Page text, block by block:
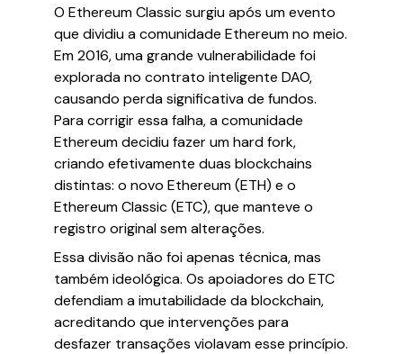
O Ethereum Classic surgiu após um evento
que dividiu a comunidade Ethereum no meio.
Em 2016, uma grande vulnerabilidade foi
explorada no contrato inteligente DAO,
causando perda significativa de fundos.
Para corrigir essa falha, a comunidade
Ethereum decidiu fazer um hard fork,
criando efetivamente duas blockchains
distintas: o novo Ethereum (ETH) e o
Ethereum Classic (ETC), que manteve o
registro original sem alterações.
Essa divisão não foi apenas técnica, mas
também ideológica. Os apoiadores do ETC
defendiam a imutabilidade da blockchain,
acreditando que intervenções para
desfazer transações violavam esse princípio.